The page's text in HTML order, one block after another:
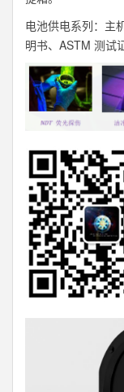
电池供电系列：主
明书、ASTM 测试